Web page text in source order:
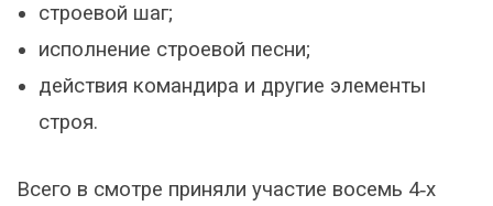
строевой шаг;
исполнение строевой песни;
действия командира и другие элементы
строя.
Всего в смотре приняли участие восемь 4‑х